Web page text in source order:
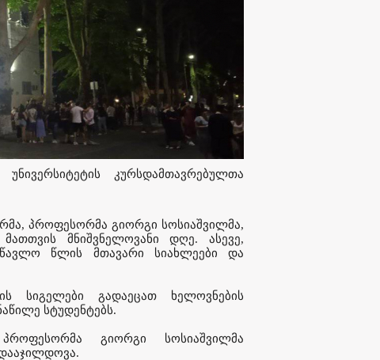
კურსდამთავრებულთა
პროფესორმა გიორგი სოსიაშვილმა,
მნიშვნელოვანი დღე. ასევე,
წლის მთავარი სიახლეები და
სიგელები გადაეცათ ხელოვნების
სტუდენტებს.
გიორგი სოსიაშვილმა